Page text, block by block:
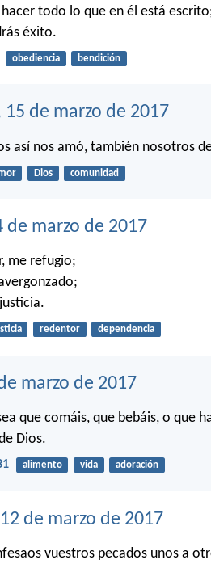
todo lo que en él está
éxito.
obediencia bendición
de marzo de 2017
así nos amó, también nosotros
Dios comunidad
de marzo de 2017
me refugio;
redentor dependencia
marzo de 2017
que comáis, que bebáis, o que
Dios.
alimento vida adoración
de marzo de 2017
vuestros pecados unos a